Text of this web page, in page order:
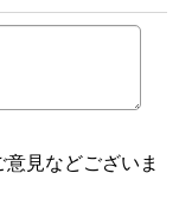
見などございま